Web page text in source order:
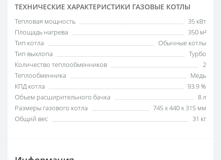
ТЕХНИЧЕСКИЕ ХАРАКТЕРИСТИКИ ГАЗОВЫЕ КОТЛЫ
Тепловая мощность
35 кВт
Площадь нагрева
350 м²
Тип котла
Обычные котлы
Тип выхлопа
Турбо
Количество теплообменников
2
Теплообменника
Медь
КПД котла
93.9 %
Объем расширительного бачка
8 л
Размеры газового котла
745 x 440 x 315 мм
Общий вес
31 кг